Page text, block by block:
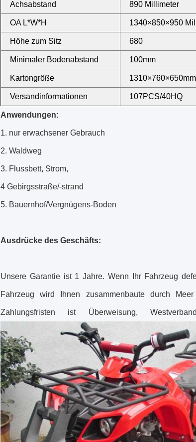
Achsabstand 890 Millimeter
OA L*W*H 1340×850×950
Höhe zum Sitz 680
Minimaler Bodenabstand 100mm
Kartongröße 1310×760×650mm
Versandinformationen 107PCS/40HQ
Anwendungen:
1. nur erwachsener Gebrauch
2. Waldweg
3. Flussbett, Strom,
4 Gebirgsstraße/-strand
5. Bauernhof/Vergnügens-Boden
Ausdrücke des Geschäfts:
Unsere Garantie ist 1 Jahre. Wenn Ihr Fahrzeug
Fahrzeug wird Ihnen zusammenbaute durch
Zahlungsfristen ist Überweisung,